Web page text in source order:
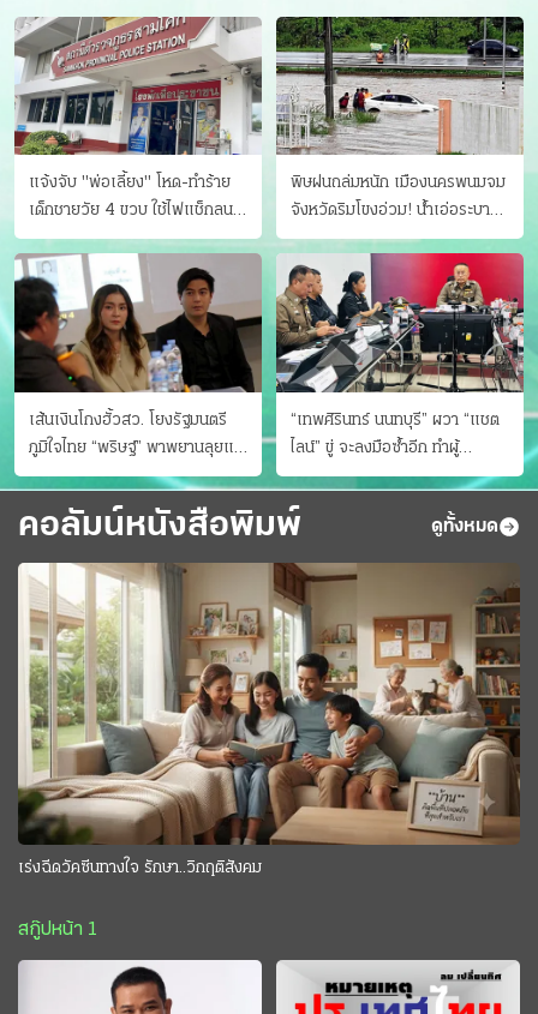
แจ้งจับ "พ่อเลี้ยง" โหด-ทําร้าย
เด็กชายวัย 4 ขวบ ใช้ไฟแช็กลน
บาดเจ็บ
พิษฝนถล่มหนัก เมืองนครพนมจม
จังหวัดริมโขงอ่วม! นํ้าเอ่อระบาย
ไม่ทัน แม่ปิงทะลักล้น
เส้นเงินโกงฮั้วสว. โยงรัฐมนตรี
ภูมิใจไทย “พริษฐ์” พาพยานลุยแฉ
มีโอนให้คนกกต.ด้วย
“เทพศิรินทร์ นนทบุรี” ผวา “แชต
ไลน์” ขู่ จะลงมือซ้ำอีก ทําผู้
ปกครองแตกตื่นแจ้งตำรวจ
คอลัมน์หนังสือพิมพ์ ดูทั้งหมด
เร่งฉีดวัคซีนทางใจ รักษา..วิกฤติสังคม
สกู๊ปหน้า 1